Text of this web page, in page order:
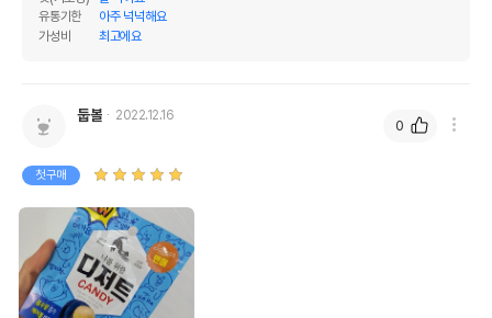
유통기한
아주 넉넉해요
가성비
최고에요
둡볼 2022.12.16
첫구매
0